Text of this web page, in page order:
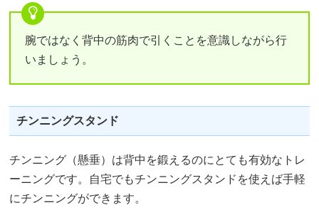
腕ではなく背中の筋肉で引くことを意識しながら行
いましょう。
チンニングスタンド
チンニング（懸垂）は背中を鍛えるのにとても有効なトレ
ーニングです。自宅でもチンニングスタンドを使えば手軽
にチンニングができます。